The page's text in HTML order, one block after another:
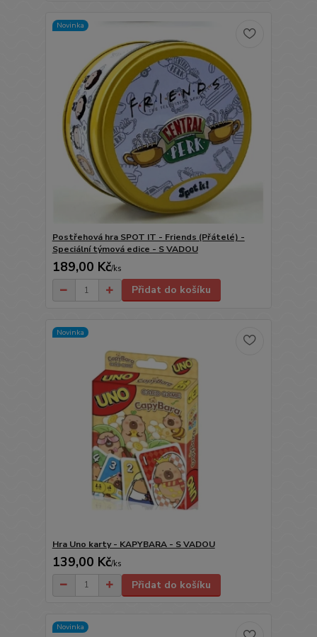
Novinka
Postřehová hra SPOT IT - Friends (Přátelé) -
Speciální týmová edice - S VADOU
189,00 Kč/ks
Přidat do košíku
Novinka
Hra Uno karty - KAPYBARA - S VADOU
139,00 Kč/ks
Přidat do košíku
Novinka